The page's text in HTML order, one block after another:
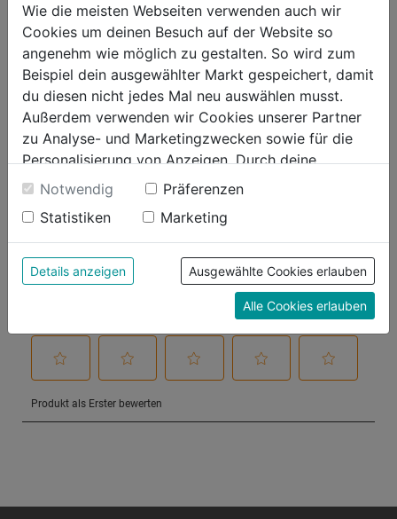
Produktinformationen
Wie die meisten Webseiten verwenden auch wir
Cookies um deinen Besuch auf der Website so
angenehm wie möglich zu gestalten. So wird zum
Beispiel dein ausgewählter Markt gespeichert, damit
du diesen nicht jedes Mal neu auswählen musst.
Außerdem verwenden wir Cookies unserer Partner
zu Analyse- und Marketingzwecken sowie für die
Personalisierung von Anzeigen. Durch deine
Einwilligung werden die Daten von Drittanbieter,
unter anderem auch in den USA, verarbeitet.
Durch Klick auf "Alle Cookies erlauben" stimmst du
der Verwendung aller Cookies zu. Unter "Details
anzeigen" findest du alle Infos zu den
unterschiedlichen Cookies, unter "Cookies
Konfigurieren" kannst du auswählen, welche Cookies
du zulassen möchtest und welche nicht.
Weitere Informationen findest du in unserer
Notwendig
Präferenzen
Statistiken
Marketing
Details anzeigen Ausgewählte Cookies erlauben
Alle Cookies erlauben